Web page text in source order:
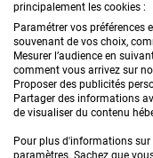
CONSEILS
FAQ
DEMANDE DE
principalement les cookies :
Paramétrer vos préférences
souvenant de vos choix,
Mesurer l’audience en
comment vous arrivez sur
Proposer des publicités
Partager des informations
de visualiser du contenu
Pour plus d'informations
paramètres. Sachez que